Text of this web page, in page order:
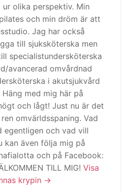
olika perspektiv. Min
och min dröm är att
Jag har också
till sjuksköterska men
specialistundersköterska
avancerad omvårdnad
i akutsjukvård
med mig här på
och lågt! Just nu är det
omvärldsspaning. Vad
egentligen och vad vill
kan även följa mig på
och på Facebook:
TILL MIG! Visa
krypin